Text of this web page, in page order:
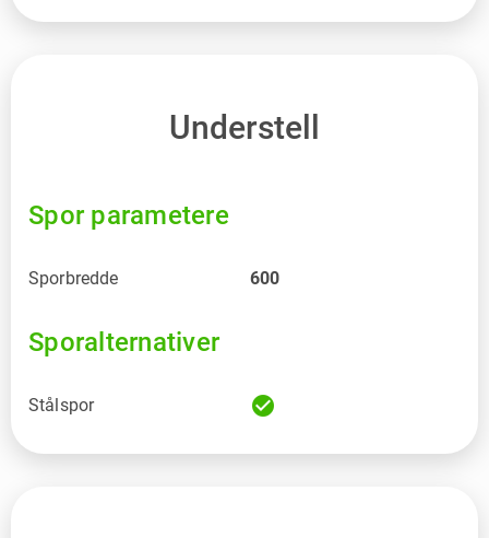
Understell
Spor parametere
Sporbredde 600
Sporalternativer
Stålspor check_circle